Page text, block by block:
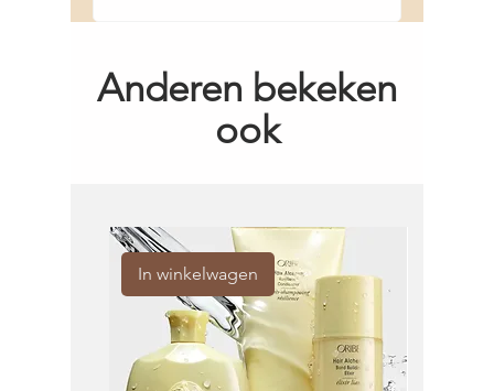
Anderen bekeken
ook
In winkelwagen